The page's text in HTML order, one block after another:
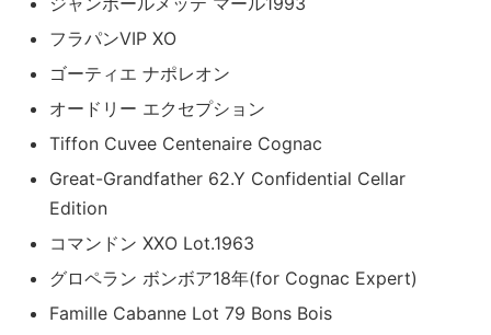
フラパンVIP XO
ゴーティエ ナポレオン
オードリー エクセプション
Tiffon Cuvee Centenaire Cognac
Great-Grandfather 62.Y Confidential Cellar
Edition
コマンドン XXO Lot.1963
グロペラン ボンボア18年(for Cognac Expert)
Famille Cabanne Lot 79 Bons Bois